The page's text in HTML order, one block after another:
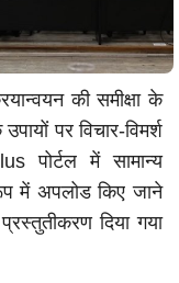
की समीक्षा के
पर विचार-विमर्श
पोर्टल में सामान्य
में अपलोड किए जाने
दिया गया